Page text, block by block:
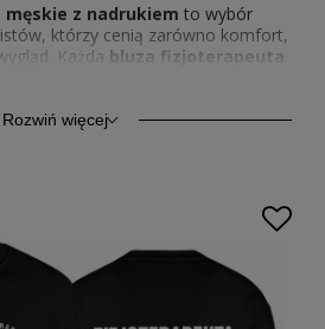
z nadrukiem to wybór
którzy cenią zarówno komfort,
Każda bluza fizjoterapeuta
fizjoterapiasą doskonałe do
z nadrukiemidealne na różne
Rozwiń więcej